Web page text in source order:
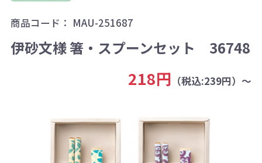
商品コード： MAU-251687
伊砂文様 箸・スプーンセット 36748
218円 （税込:239円）～